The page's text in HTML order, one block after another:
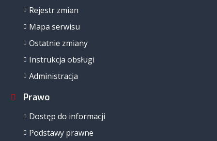
Rejestr zmian
Mapa serwisu
Ostatnie zmiany
Instrukcja obsługi
Administracja
Prawo
Dostęp do informacji
Podstawy prawne